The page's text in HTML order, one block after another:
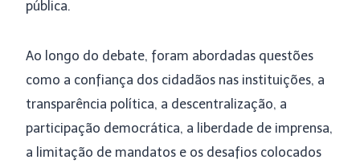
pública.
Ao longo do debate, foram abordadas questões
como a confiança dos cidadãos nas instituições, a
transparência política, a descentralização, a
participação democrática, a liberdade de imprensa,
a limitação de mandatos e os desafios colocados